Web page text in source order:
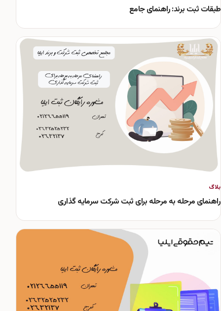
طبقات ثبت برند: راهنمای جامع
بلاگ
راهنمای مرحله به مرحله برای ثبت شرکت سرمایه گذاری